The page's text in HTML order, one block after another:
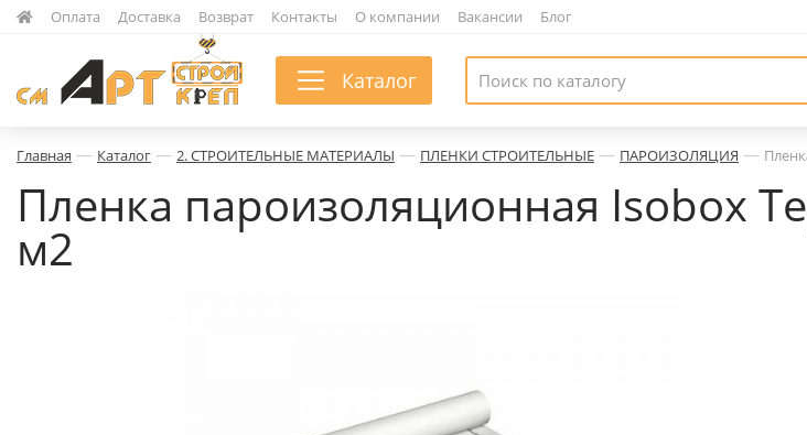
Оплата Доставка Возврат Контакты О компании Вакансии Блог
Каталог
Главная — Каталог — 2. СТРОИТЕЛЬНЫЕ МАТЕРИАЛЫ — ПЛЕНКИ СТРОИТЕЛЬНЫЕ — ПАРОИЗОЛЯЦИЯ —
Пленка пароизоляционная Isobox
м2